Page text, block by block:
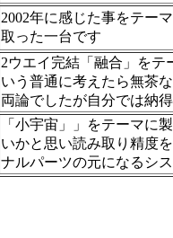
2002年に感じた事をテー
取った一台です
2ウエイ完結「融合」を
いう普通に考えたら無茶
両論でしたが自分では納
「小宇宙」」をテーマに
いかと思い読み取り精度
ナルパーツの元になるシ